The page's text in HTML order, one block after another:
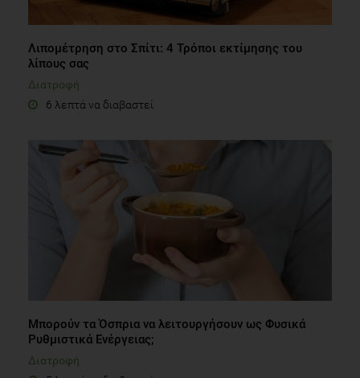
Λιπομέτρηση στο Σπίτι: 4 Τρόποι εκτίμησης του
λίπους σας
Διατροφή
6 λεπτά να διαβαστεί
Μπορούν τα Όσπρια να λειτουργήσουν ως Φυσικά
Ρυθμιστικά Ενέργειας;
Διατροφή